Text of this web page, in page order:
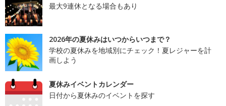
最大9連休となる場合もあり
2026年の夏休みはいつからいつまで？
学校の夏休みを地域別にチェック！夏レジャーを計
画しよう
夏休みイベントカレンダー
日付から夏休みのイベントを探す